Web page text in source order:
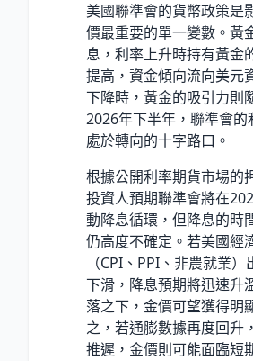
美國聯準會的貨幣政策是
價最重要的單一變數。黃
息，利率上升時持有黃金
提高，資金傾向流向美元
下降時，黃金的吸引力則
2026年下半年，聯準會的
處於轉向的十字路口。
根據公開利率期貨市場的
投資人預期聯準會將在
動降息循環，但降息的時
仍高度不確定。若美國經
（CPI、PPI、非農就業
下滑，降息預期將迅速升
落之下，金價可望獲得明
之，若通膨數據再度回升
推遲，金價則可能面臨短